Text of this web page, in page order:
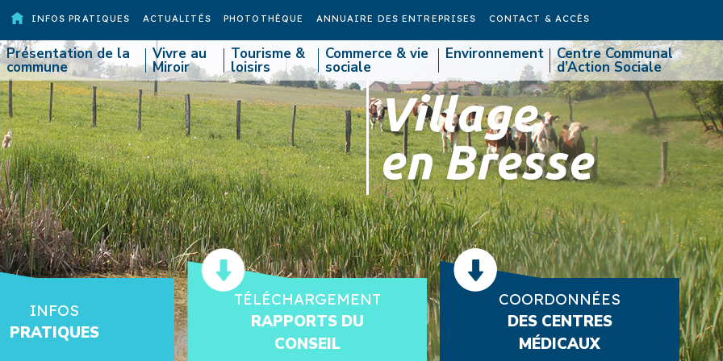
INFOS PRATIQUES ACTUALITÉS PHOTOTHÈQUE ANNUAIRE DES ENTREPRISES CONTACT & ACCÈS
Village
en Bresse
Présentation de la
commune
Vivre au
Miroir
Tourisme &
loisirs
Commerce & vie
sociale
Environnement Centre Communal
d’Action Sociale
INFOS
PRATIQUES
TÉLÉCHARGEMENT
RAPPORTS DU
CONSEIL
COORDONNÉES
DES CENTRES
MÉDICAUX